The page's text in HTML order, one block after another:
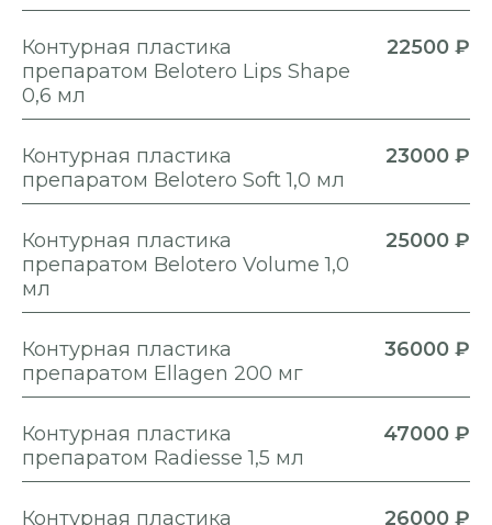
Контурная пластика
препаратом Belotero Lips Shape
0,6 мл
22500 ₽
Контурная пластика
препаратом Belotero Soft 1,0 мл
23000 ₽
Контурная пластика
препаратом Belotero Volume 1,0
мл
25000 ₽
Контурная пластика
препаратом Ellagen 200 мг
36000 ₽
Контурная пластика
препаратом Radiesse 1,5 мл
47000 ₽
Контурная пластика 26000 ₽